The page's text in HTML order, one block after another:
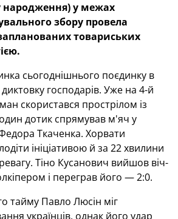
народження) у межах
збору провела
товариських
сьогоднішнього поєдинку в
господарів. Уже на 4-й
скористався прострілом із
дотик спрямував м'яч у
Ткаченка. Хорвати
ініціативою й за 22 хвилини
Тіно Кусанович вийшов віч-
і переграв його — 2:0.
тайму Павло Люсін міг
українців, однак його удар